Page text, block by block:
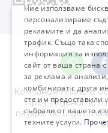
Компания Yellow! е
През годините
пазара, но и да
Ние използваме
персонализираме
рекламите и да
трафик. Също така
информация за
сайт от ваша страна
за реклама и
комбинират с друга
сте им предоставили
събрали от вашето
техните услуги.